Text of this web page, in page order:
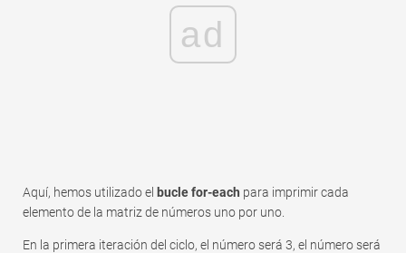
ad
Aquí, hemos utilizado el bucle for-each para imprimir cada
elemento de la matriz de números uno por uno.
En la primera iteración del ciclo, el número será 3, el número será